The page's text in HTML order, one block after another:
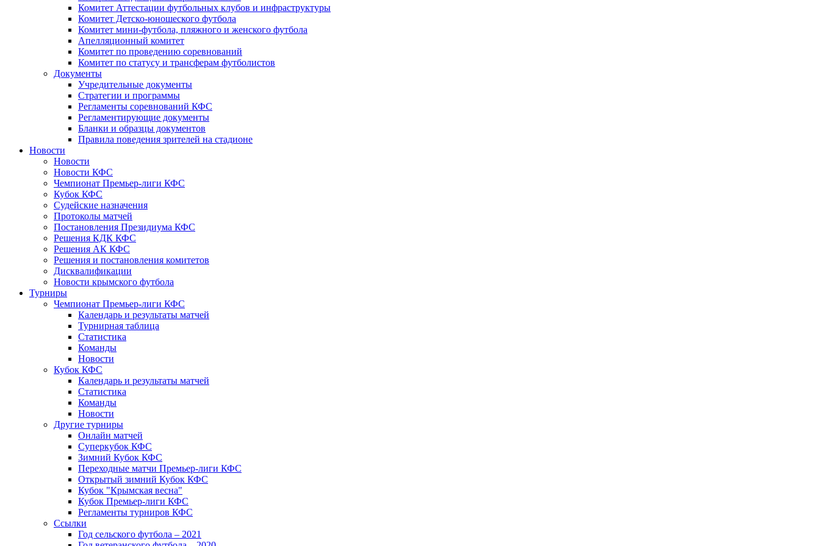
Комитет Аттестации футбольных клубов и инфраструктуры
Комитет Детско-юношеского футбола
Комитет мини-футбола, пляжного и женского футбола
Апелляционный комитет
Комитет по проведению соревнований
Комитет по статусу и трансферам футболистов
Документы
Учредительные документы
Стратегии и программы
Регламенты соревнований КФС
Регламентирующие документы
Бланки и образцы документов
Правила поведения зрителей на стадионе
Новости
Новости
Новости КФС
Чемпионат Премьер-лиги КФС
Кубок КФС
Судейские назначения
Протоколы матчей
Постановления Президиума КФС
Решения КДК КФС
Решения АК КФС
Решения и постановления комитетов
Дисквалификации
Новости крымского футбола
Турниры
Чемпионат Премьер-лиги КФС
Календарь и результаты матчей
Турнирная таблица
Статистика
Команды
Новости
Кубок КФС
Календарь и результаты матчей
Статистика
Команды
Новости
Другие турниры
Онлайн матчей
Суперкубок КФС
Зимний Кубок КФС
Переходные матчи Премьер-лиги КФС
Открытый зимний Кубок КФС
Кубок "Крымская весна"
Кубок Премьер-лиги КФС
Регламенты турниров КФС
Ссылки
Год сельского футбола – 2021